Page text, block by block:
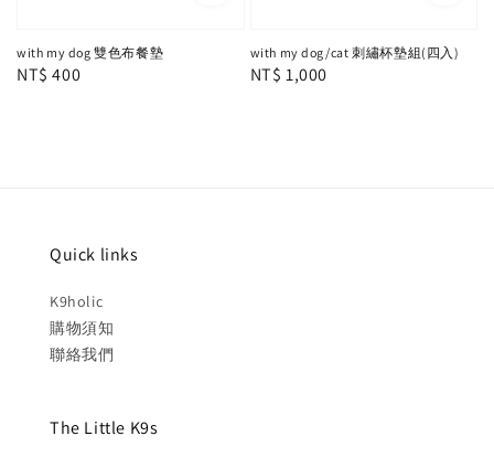
with my dog 雙色布餐墊
Regular
NT$ 400
with my dog/cat 刺繡杯墊組(四入)
Regular
NT$ 1,000
Quick links
K9holic
購物須知
聯絡我們
The Little K9s